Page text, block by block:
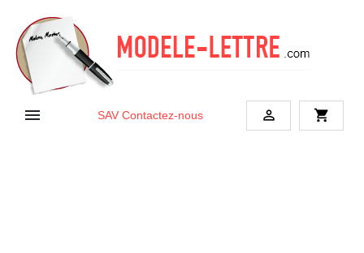
 SAV Contactez-nous  shopping_cart